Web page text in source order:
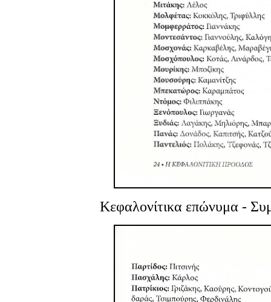
Κεφαλονίτικα επώνυμα -